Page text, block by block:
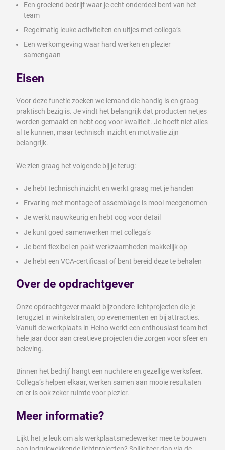
Een groeiend bedrijf waar je echt onderdeel bent van het
team
Regelmatig leuke activiteiten en uitjes met collega’s
Een werkomgeving waar hard werken en plezier
samengaan
Eisen
Voor deze functie zoeken we iemand die handig is en graag
praktisch bezig is. Je vindt het belangrijk dat producten netjes
worden gemaakt en hebt oog voor kwaliteit. Je hoeft niet alles
al te kunnen, maar technisch inzicht en motivatie zijn
belangrijk.
We zien graag het volgende bij je terug:
Je hebt technisch inzicht en werkt graag met je handen
Ervaring met montage of assemblage is mooi meegenomen
Je werkt nauwkeurig en hebt oog voor detail
Je kunt goed samenwerken met collega’s
Je bent flexibel en pakt werkzaamheden makkelijk op
Je hebt een VCA-certificaat of bent bereid deze te behalen
Over de opdrachtgever
Onze opdrachtgever maakt bijzondere lichtprojecten die je
terugziet in winkelstraten, op evenementen en bij attracties.
Vanuit de werkplaats in Heino werkt een enthousiast team het
hele jaar door aan creatieve projecten die zorgen voor sfeer en
beleving.
Binnen het bedrijf hangt een nuchtere en gezellige werksfeer.
Collega’s helpen elkaar, werken samen aan mooie resultaten
en er is ook zeker ruimte voor plezier.
Meer informatie?
Lijkt het je leuk om als werkplaatsmedewerker mee te bouwen